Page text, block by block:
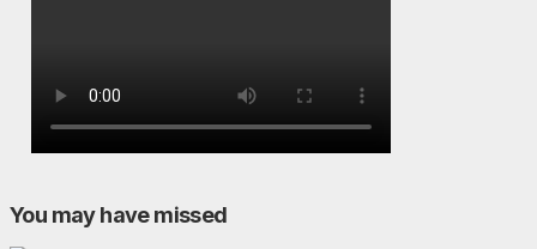
You may have missed